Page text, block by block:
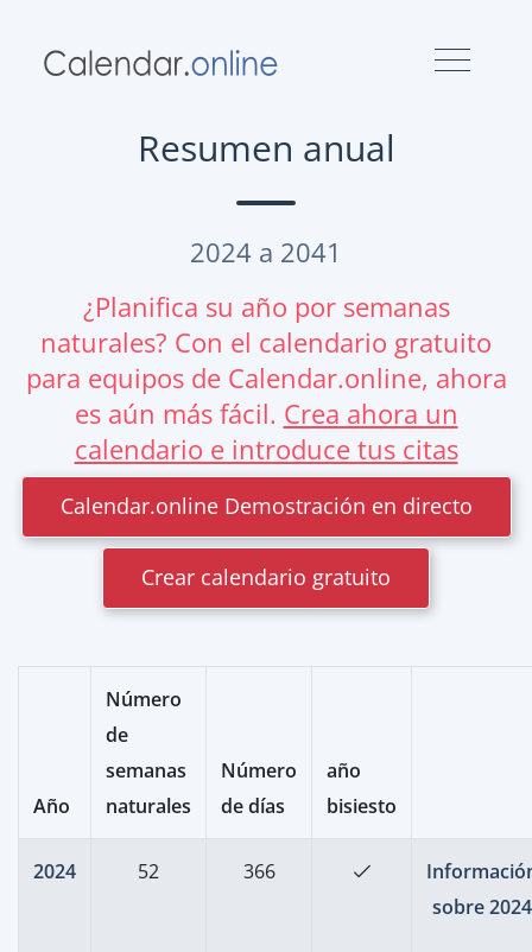
Resumen anual
2024 a 2041
¿Planifica su año por semanas
naturales? Con el calendario gratuito
para equipos de Calendar.online, ahora
es aún más fácil. Crea ahora un
calendario e introduce tus citas
Calendar.online Demostración en directo
Crear calendario gratuito
Año
Número
de
semanas
naturales
Número
de días
año
bisiesto
2024 52 366
sobre 2024